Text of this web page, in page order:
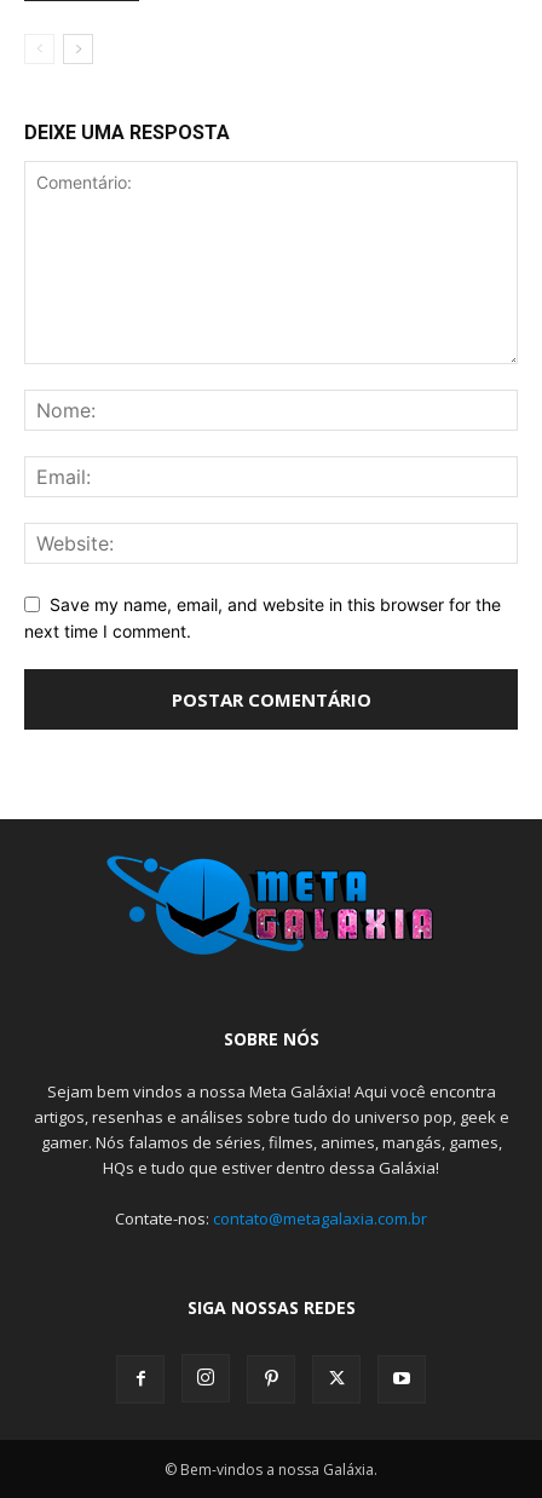
DEIXE UMA RESPOSTA
Save my name, email, and website in this browser for the
next time I comment.
SOBRE NÓS
Sejam bem vindos a nossa Meta Galáxia! Aqui você encontra
artigos, resenhas e análises sobre tudo do universo pop, geek e
gamer. Nós falamos de séries, filmes, animes, mangás, games,
HQs e tudo que estiver dentro dessa Galáxia!
Contate-nos: contato@metagalaxia.com.br
SIGA NOSSAS REDES
© Bem-vindos a nossa Galáxia.